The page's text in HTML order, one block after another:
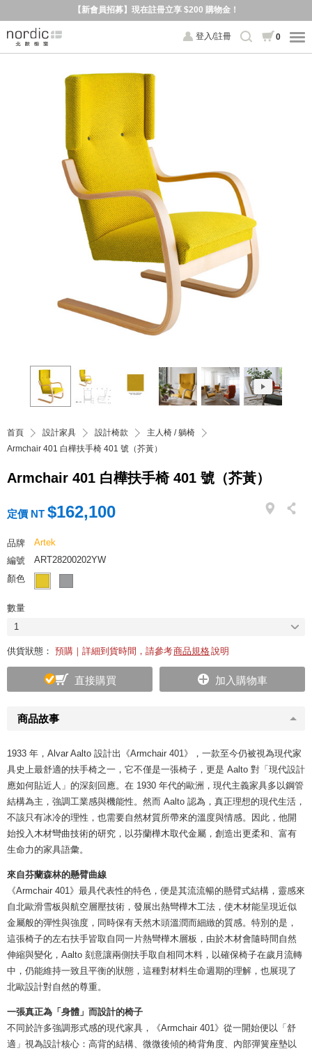
【新會員招募】現在註冊立享 $200 購物金！
登入/註冊 0
首頁 設計家具 設計椅款
主人椅 / 躺椅
Armchair 401 白樺扶手椅 401 號（芥黃）
Armchair 401 白樺扶手椅 401 號（芥黃）
商品故事
1933 年，Alvar Aalto 設計出《Armchair 401》，一款至今仍被視為現代家
具史上最舒適的扶手椅之一，它不僅是一張椅子，更是 Aalto 對「現代設計
應如何貼近人」的深刻回應。在 1930 年代的歐洲，現代主義家具多以鋼管
結構為主，強調工業感與機能性。然而 Aalto 認為，真正理想的現代生活，
不該只有冰冷的理性，也需要自然材質所帶來的溫度與情感。因此，他開
始投入木材彎曲技術的研究，以芬蘭樺木取代金屬，創造出更柔和、富有
生命力的家具語彙。
來自芬蘭森林的懸臂曲線
《Armchair 401》最具代表性的特色，便是其流流暢的懸臂式結構，靈感來
自北歐滑雪板與航空層壓技術，發展出熱彎樺木工法，使木材能呈現近似
金屬般的彈性與強度，同時保有天然木頭溫潤而細緻的質感。特別的是，
這張椅子的左右扶手皆取自同一片熱彎樺木層板，由於木材會隨時間自然
伸縮與變化，Aalto 刻意讓兩側扶手取自相同木料，以確保椅子在歲月流轉
中，仍能維持一致且平衡的狀態，這種對材料生命週期的理解，也展現了
北歐設計對自然的尊重。
一張真正為「身體」而設計的椅子
不同於許多強調形式感的現代家具，《Armchair 401》從一開始便以「舒
適」視為設計核心：高背的結構、微微後傾的椅背角度、內部彈簧座墊以
定價 NT $162,100
品牌
Artek
編號
ART28200202YW
顏色
數量
1
供貨狀態： 預購｜詳細到貨時間，請參考商品規格說明
直接購買 加入購物車